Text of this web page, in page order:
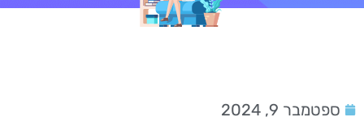
ספטמבר 9, 2024